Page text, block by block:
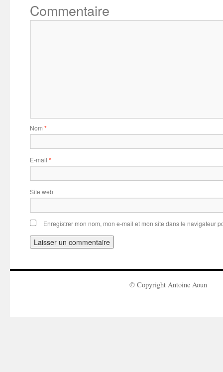
Commentaire
Nom *
E-mail *
Site web
Enregistrer mon nom, mon e-mail et mon site dans le navigateur
© Copyright Antoine Aoun